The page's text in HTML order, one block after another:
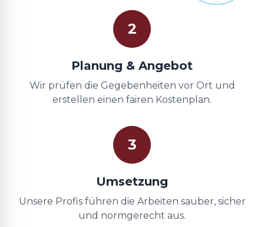
2
Planung & Angebot
Wir prüfen die Gegebenheiten vor Ort und
erstellen einen fairen Kostenplan.
3
Umsetzung
Unsere Profis führen die Arbeiten sauber, sicher
und normgerecht aus.